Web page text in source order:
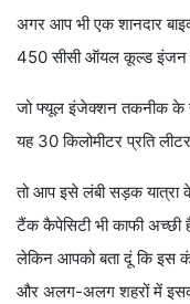
अगर आप भी एक शानदार
450 सीसी ऑयल कूल्ड इंजन
जो फ्यूल इंजेक्शन तकनीक के
यह 30 किलोमीटर प्रति
तो आप इसे लंबी सड़क यात्रा
टैंक कैपेसिटी भी काफी अच्छी
लेकिन आपको बता दूं कि इस
और अलग-अलग शहरों में